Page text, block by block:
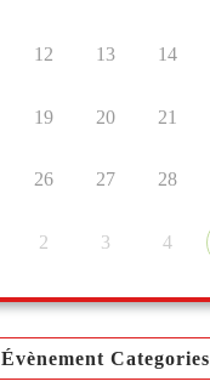
12 13 14
19 20 21
26 27 28
2 3 4
Évènement Categories